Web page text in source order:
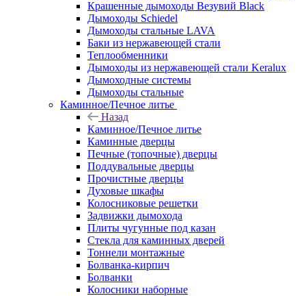
Крашенные дымоходы Везувий Black
Дымоходы Schiedel
Дымоходы стальные LAVA
Баки из нержавеющей стали
Теплообменники
Дымоходы из нержавеющей стали Keralux
Дымоходные системы
Дымоходы стальные
Каминное/Печное литье
Назад
Каминное/Печное литье
Каминные дверцы
Печные (топочные) дверцы
Поддувальные дверцы
Прочистные дверцы
Духовые шкафы
Колосниковые решетки
Задвижки дымохода
Плиты чугунные под казан
Стекла для каминных дверей
Тоннели монтажные
Болванка-кирпич
Болванки
Колосники наборные